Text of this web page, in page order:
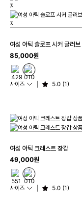
여성 아틱 슬로프 시커 글러브
85,000원
사이즈 5.0 (1)
여성 아틱 크레스트 장갑
49,000원
사이즈 5.0 (1)